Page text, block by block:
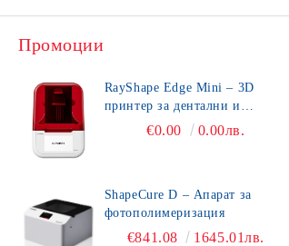
e.max
InLine
d.SIGN
Art Oral
Фрез апарати
Фрези
Цирконий / Zirconia
PMMA
Консумативи
3D Принтери
Композити
Метали
Smile Line
Промоции
RayShape Edge Mini – 3D
принтер за дентални и
зъботехнически приложения
€0.00 0.00лв.
ShapeCure D – Апарат за
фотополимеризация
€841.08 1645.01лв.